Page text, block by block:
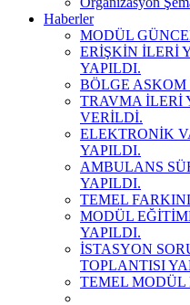
Haberler
MODÜL
ERİŞKİN İLERİ
YAPILDI.
BÖLGE
TRAVMA İLERİ
VERİLDİ.
ELEKTRONİK
YAPILDI.
AMBULANS
YAPILDI.
TEMEL
MODÜL
YAPILDI.
İSTASYON
TOPLANTISI
TEMEL MODÜL